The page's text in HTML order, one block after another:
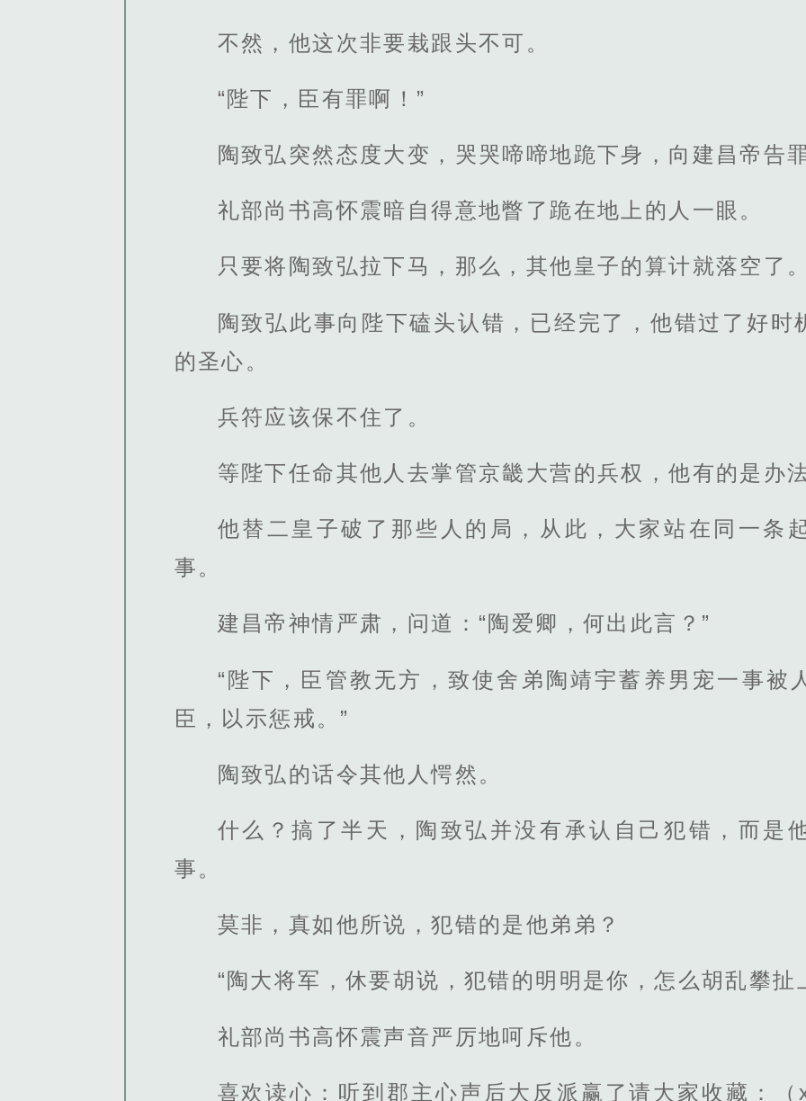
不然，他这次非要栽跟头不可。
“陛下，臣有罪啊！”
陶致弘突然态度大变，哭哭啼啼地跪下身，向建昌帝告
礼部尚书高怀震暗自得意地瞥了跪在地上的人一眼。
只要将陶致弘拉下马，那么，其他皇子的算计就落空了
陶致弘此事向陛下磕头认错，已经完了，他错过了好时
的圣心。
兵符应该保不住了。
等陛下任命其他人去掌管京畿大营的兵权，他有的是办
他替二皇子破了那些人的局，从此，大家站在同一条
事。
建昌帝神情严肃，问道：“陶爱卿，何出此言？”
“陛下，臣管教无方，致使舍弟陶靖宇蓄养男宠一事被
臣，以示惩戒。”
陶致弘的话令其他人愕然。
什么？搞了半天，陶致弘并没有承认自己犯错，而是
事。
莫非，真如他所说，犯错的是他弟弟？
“陶大将军，休要胡说，犯错的明明是你，怎么胡乱攀扯
礼部尚书高怀震声音严厉地呵斥他。
喜欢读心：听到郡主心声后大反派赢了请大家收藏：